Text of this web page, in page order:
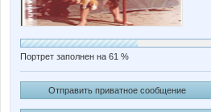
Портрет заполнен на 61 %
Отправить приватное сообщение